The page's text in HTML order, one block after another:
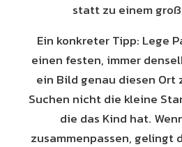
statt zu einem
Ein konkreter Tipp: Lege
einen festen, immer
ein Bild genau diesen Ort
Suchen nicht die kleine
die das Kind hat.
zusammenpassen, gelingt